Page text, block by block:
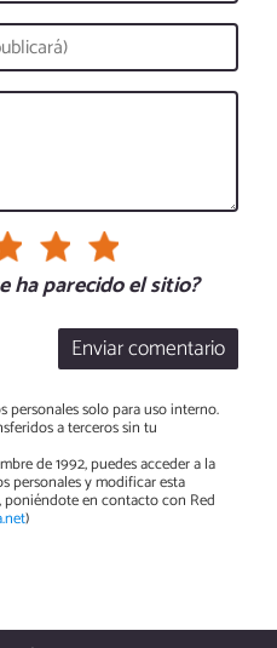
ha parecido el sitio?
Enviar comentario
personales solo para uso interno.
a terceros sin tu
de 1992, puedes acceder a la
personales y modificar esta
en contacto con Red
)